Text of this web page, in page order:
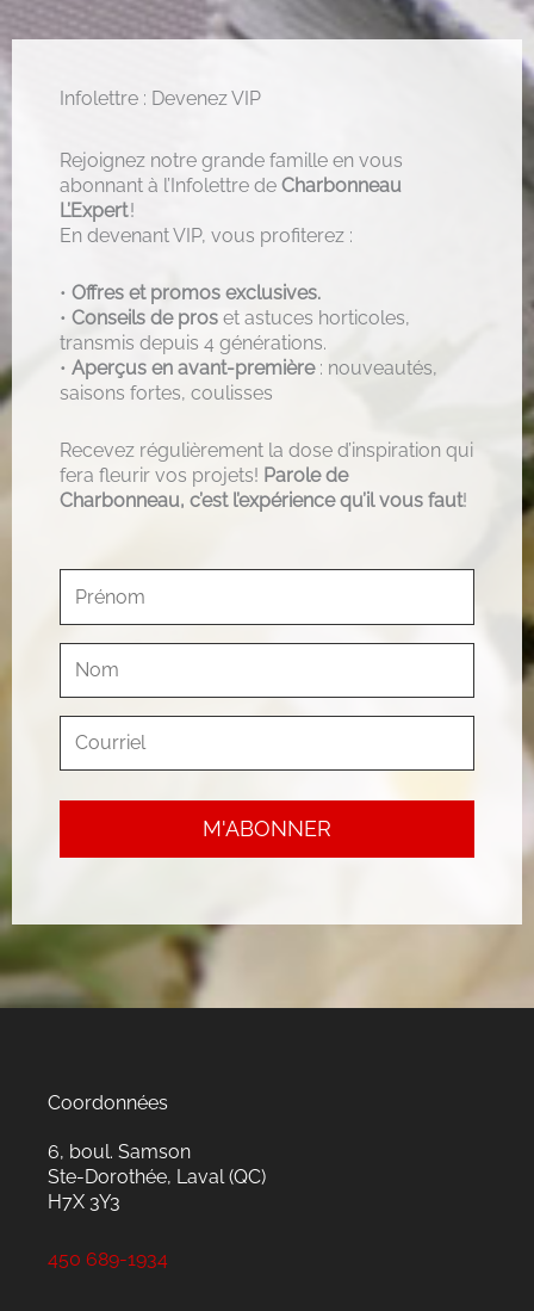
Infolettre : Devenez VIP
Rejoignez notre grande famille en vous
abonnant à l’Infolettre de Charbonneau
L’Expert!
En devenant VIP, vous profiterez :
• Offres et promos exclusives.
• Conseils de pros et astuces horticoles,
transmis depuis 4 générations.
• Aperçus en avant-première: nouveautés,
saisons fortes, coulisses
Recevez régulièrement la dose d’inspiration qui
fera fleurir vos projets! Parole de
Charbonneau, c’est l’expérience qu’il vous faut!
Coordonnées
6, boul. Samson
Ste-Dorothée, Laval (QC)
H7X 3Y3
450 689-1934